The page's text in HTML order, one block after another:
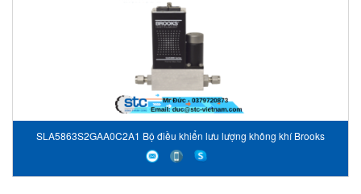
SLA5863S2GAA0C2A1 Bộ điều khiển lưu lượng không khí Brooks